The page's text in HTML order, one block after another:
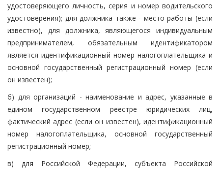
удостоверяющего личность, серия и номер водительского
удостоверения); для должника также - место работы (если
известно), для должника, являющегося индивидуальным
предпринимателем, обязательным идентификатором
является идентификационный номер налогоплательщика и
основной государственный регистрационный номер (если
он известен);
б) для организаций - наименование и адрес, указанные в
едином государственном реестре юридических лиц,
фактический адрес (если он известен), идентификационный
номер налогоплательщика, основной государственный
регистрационный номер;
в) для Российской Федерации, субъекта Российской